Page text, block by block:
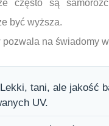
często są
być wyższa.
na świadomy
tani, ale jakość
UV.